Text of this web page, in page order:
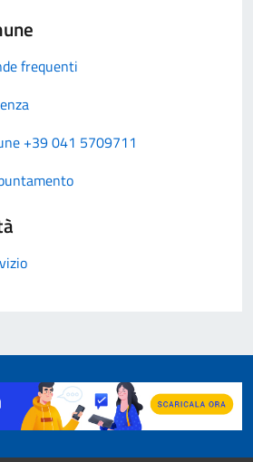
frequenti
+39 041 5709711